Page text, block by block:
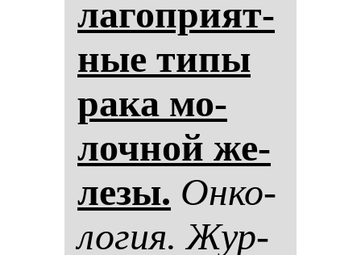
ла­гоп­ри­ят­
ные ти­пы
ра­ка мо­
лоч­ной же­
ле­зы. Он­ко­
ло­гия. Жур­